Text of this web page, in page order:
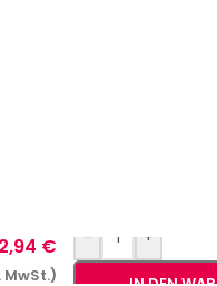
€
MwSt.)
- +